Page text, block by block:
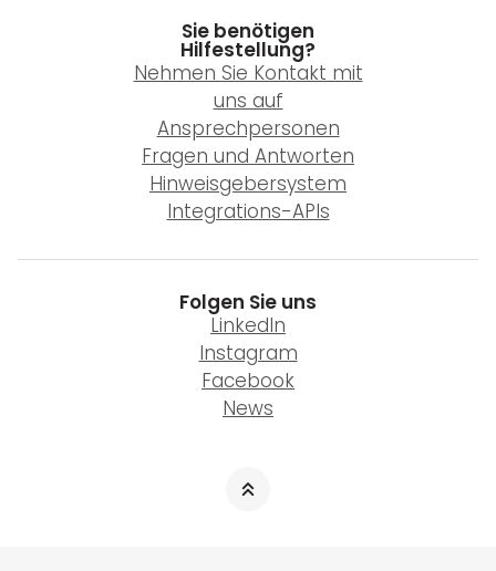
Sie benötigen
Hilfestellung?
Nehmen Sie Kontakt mit
uns auf
Ansprechpersonen
Fragen und Antworten
Hinweisgebersystem
Integrations-APIs
Folgen Sie uns
LinkedIn
Instagram
Facebook
News